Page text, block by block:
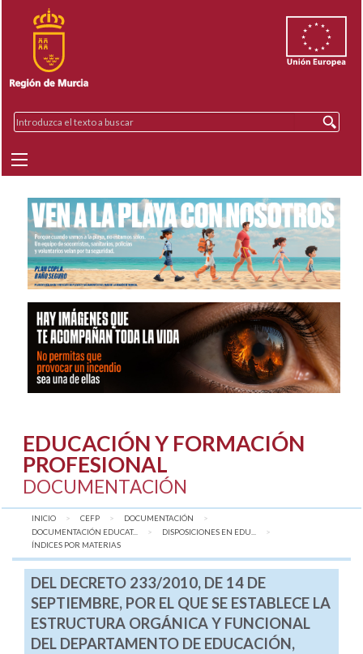
EDUCACIÓN Y FORMACIÓN
PROFESIONAL
DOCUMENTACIÓN
INICIO CEFP
DOCUMENTACIÓN
DOCUMENTACIÓN EDUCAT...
DISPOSICIONES EN EDU...
AQUÍ:
ÍNDICES POR MATERIAS
DEL DECRETO 233/2010, DE 14 DE
SEPTIEMBRE, POR EL QUE SE ESTABLECE LA
ESTRUCTURA ORGÁNICA Y FUNCIONAL
DEL DEPARTAMENTO DE EDUCACIÓN,